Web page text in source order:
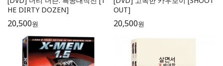
HE DIRTY DOZEN]
20,500원
OUT]
20,500원